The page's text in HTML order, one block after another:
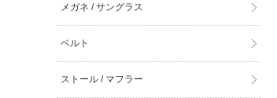
メガネ / サングラス
ベルト
ストール / マフラー